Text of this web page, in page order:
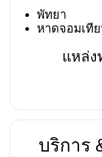
พัทยา
หาดจอมเที
แหล่ง
บริการ